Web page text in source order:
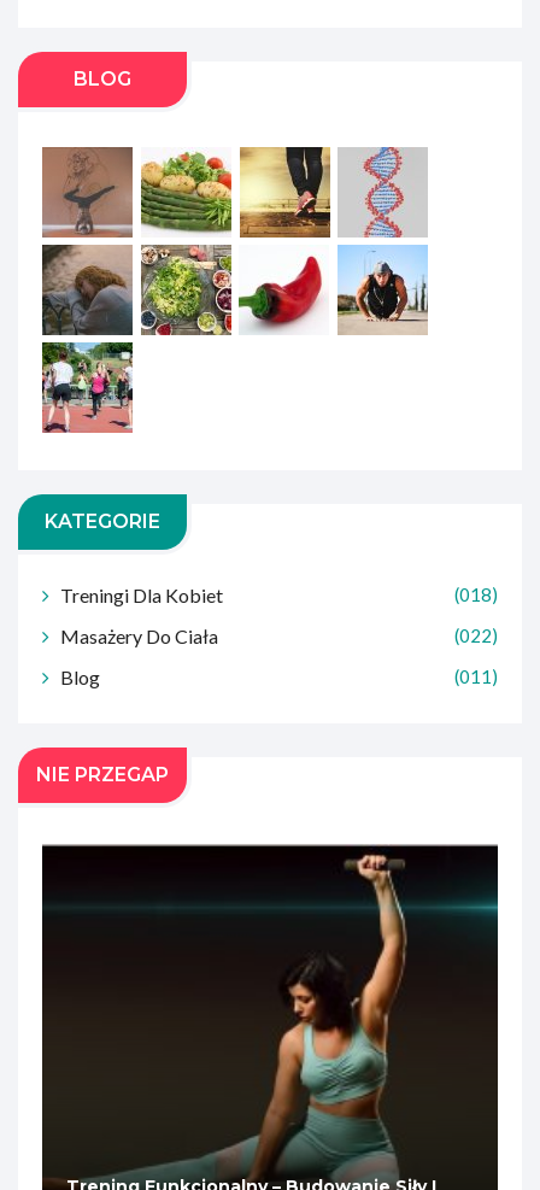
BLOG
KATEGORIE
Treningi Dla Kobiet (018)
Masażery Do Ciała (022)
Blog (011)
NIE PRZEGAP